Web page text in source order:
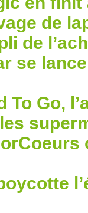
de
de
se
To Go,